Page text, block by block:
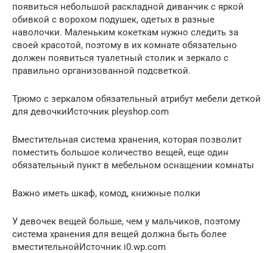
появиться небольшой раскладной диванчик с яркой
обивкой с ворохом подушек, одетых в разные
наволочки. Маленьким кокеткам нужно следить за
своей красотой, поэтому в их комнате обязательно
должен появиться туалетный столик и зеркало с
правильно организованной подсветкой.
Трюмо с зеркалом обязательный атрибут мебели деткой
для девочкиИсточник pleyshop.com
Вместительная система хранения, которая позволит
поместить большое количество вещей, еще один
обязательный пункт в мебельном оснащении комнаты
Важно иметь шкаф, комод, книжные полки
У девочек вещей больше, чем у мальчиков, поэтому
система хранения для вещей должна быть более
вместительнойИсточник i0.wp.com